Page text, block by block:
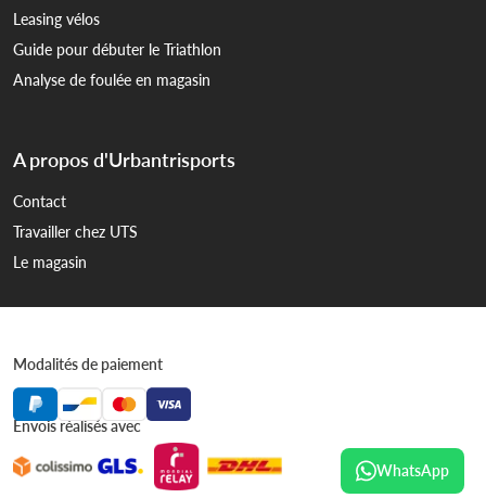
Leasing vélos
Guide pour débuter le Triathlon
Analyse de foulée en magasin
A propos d'Urbantrisports
Contact
Travailler chez UTS
Le magasin
Modalités de paiement
Envois réalisés avec
WhatsApp